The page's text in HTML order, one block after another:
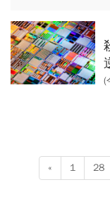
(
« 1 28